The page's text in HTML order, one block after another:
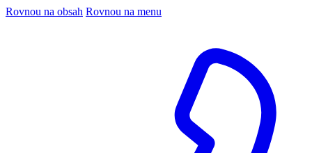
Rovnou na obsah Rovnou na menu